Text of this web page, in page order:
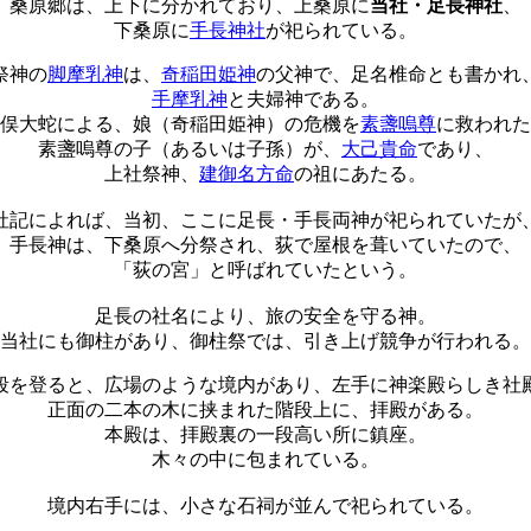
桑原郷は、上下に分かれており、上桑原に当社・足長神社
下桑原に手長神社が祀られている。
神の脚摩乳神は、 奇稲田姫神の父神で、足名椎命とも書かれ、
手摩乳神と夫婦神である。
大蛇による、娘（奇稲田姫神）の危機を素盞嗚尊に救われた
素盞嗚尊の子（あるいは子孫）が、 大己貴命であり、
上社祭神、 建御名方命の祖にあたる。
記によれば、当初、ここに足長・手長両神が祀られていたが、
手長神は、下桑原へ分祭され、荻で屋根を葺いていたので、
「荻の宮」と呼ばれていたという。
足長の社名により、旅の安全を守る神。
当社にも御柱があり、御柱祭では、引き上げ競争が行われる。
を登ると、広場のような境内があり、左手に神楽殿らしき社
正面の二本の木に挟まれた階段上に、拝殿がある。
本殿は、拝殿裏の一段高い所に鎮座。
木々の中に包まれている。
境内右手には、小さな石祠が並んで祀られている。